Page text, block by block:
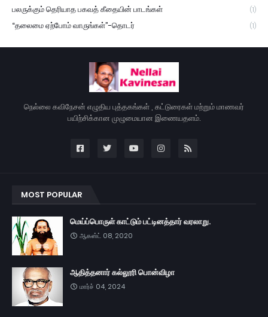
பலருக்கும் தெரியாத பகவத் கீதையின் பாடங்கள் (1)
“தலைமை ஏற்போம் வாருங்கள்”-தொடர் (1)
நெல்லை கவிநேசன் எழுதிய புத்தகங்கள் , கட்டுரைகள் மற்றும் மாணவர்
பயிற்சிக்கான முழுமையான இணையதளம்.
MOST POPULAR
மெய்ப்பொருள் காட்டும் பட்டினத்தார் வரலாறு.
ஆகஸ்ட் 08, 2020
ஆதித்தனார் கல்லூரி பொன்விழா
மார்ச் 04, 2024